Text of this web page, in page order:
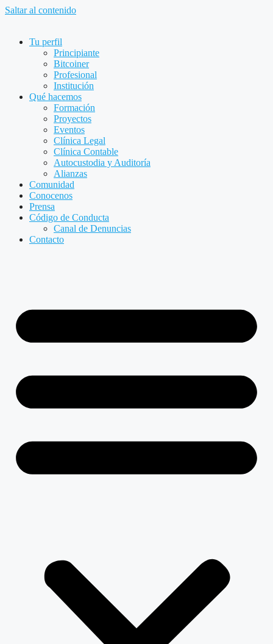
Saltar al contenido
Tu perfil
Principiante
Bitcoiner
Profesional
Institución
Qué hacemos
Formación
Proyectos
Eventos
Clínica Legal
Clínica Contable
Autocustodia y Auditoría
Alianzas
Comunidad
Conocenos
Prensa
Código de Conducta
Canal de Denuncias
Contacto